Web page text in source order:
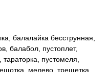
балалайка бесструнная,
балабол, пустоплет,
тараторка, пустомеля,
мелево, трещетка,